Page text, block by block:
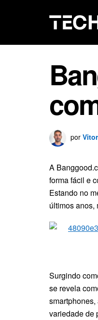
por
A
forma fácil e
Estando no
últimos anos,
Surgindo
se revela
variedade de